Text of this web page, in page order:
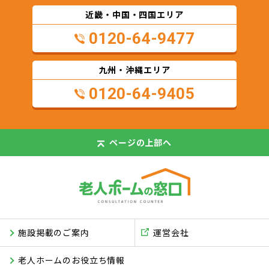
近畿・中国・四国エリア
0120-64-9477
九州・沖縄エリア
0120-64-9405
ページの上部へ
施設掲載のご案内
老人ホームのお役立ち情報
運営会社